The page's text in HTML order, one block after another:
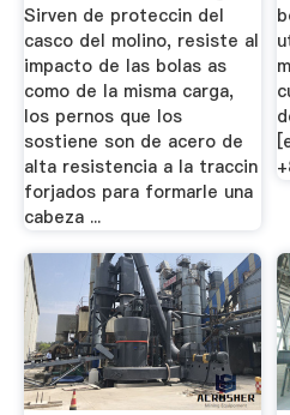
Sirven de proteccin del
casco del molino, resiste al
impacto de las bolas as
como de la misma carga,
los pernos que los
sostiene son de acero de
alta resistencia a la traccin
forjados para formarle una
cabeza ...